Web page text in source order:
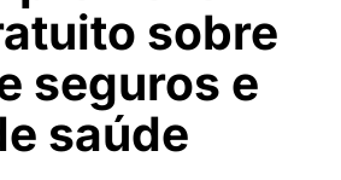
sobre
seguros e
saúde